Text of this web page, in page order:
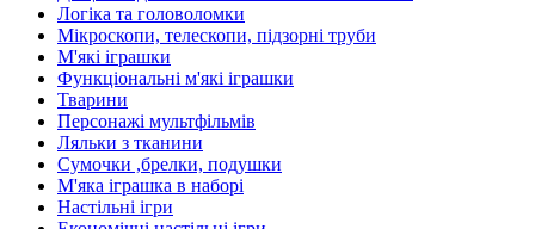
Логіка та головоломки
Мікроскопи, телескопи, підзорні труби
М'які іграшки
Функціональні м'які іграшки
Тварини
Персонажі мультфільмів
Ляльки з тканини
Сумочки ,брелки, подушки
М'яка іграшка в наборі
Настільні ігри